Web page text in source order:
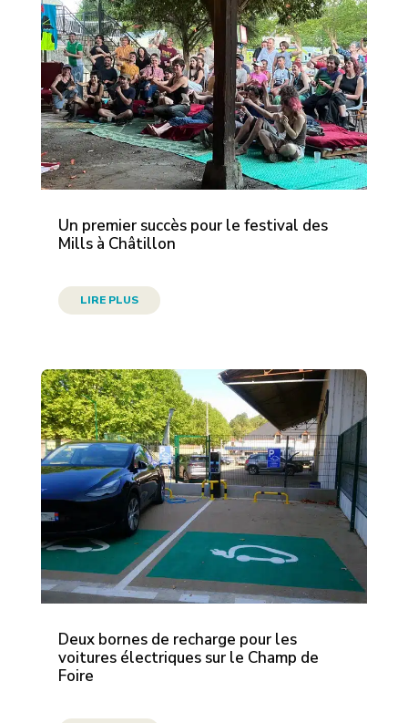
Un premier succès pour le festival des
Mills à Châtillon
LIRE PLUS
Deux bornes de recharge pour les
voitures électriques sur le Champ de
Foire